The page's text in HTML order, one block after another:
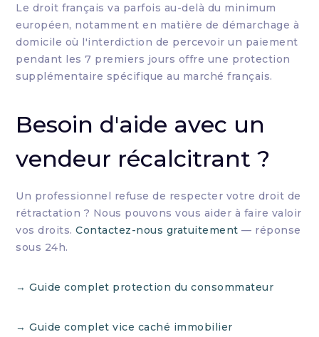
Le droit français va parfois au-delà du minimum
européen, notamment en matière de démarchage à
domicile où l'interdiction de percevoir un paiement
pendant les 7 premiers jours offre une protection
supplémentaire spécifique au marché français.
Besoin d'aide avec un
vendeur récalcitrant ?
Un professionnel refuse de respecter votre droit de
rétractation ? Nous pouvons vous aider à faire valoir
vos droits.Contactez-nous gratuitement — réponse
sous 24h.
→ Guide complet protection du consommateur
→ Guide complet vice caché immobilier